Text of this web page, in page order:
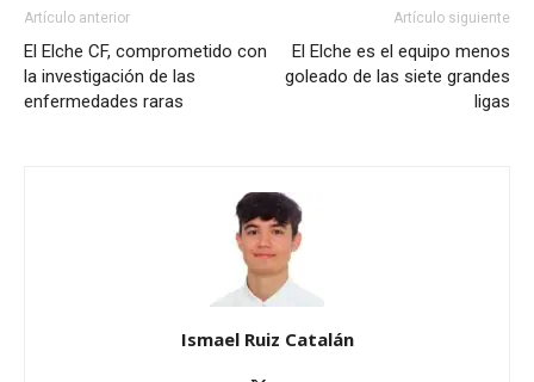
Artículo anterior
El Elche CF, comprometido con
la investigación de las
enfermedades raras
Artículo siguiente
El Elche es el equipo menos
goleado de las siete grandes
ligas
Ismael Ruiz Catalán